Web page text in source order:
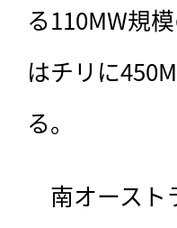
る110MW規
はチリに
る。
南オースト